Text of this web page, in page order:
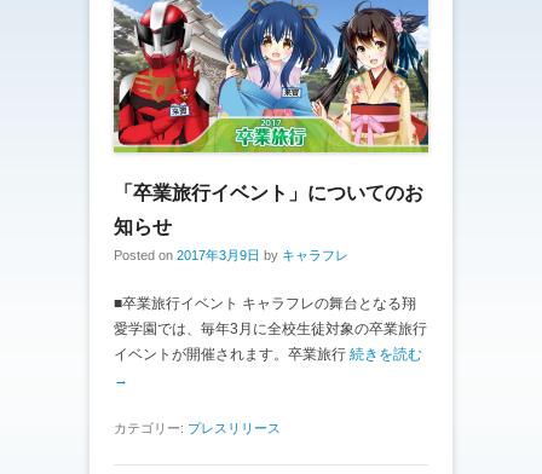
「卒業旅行イベント」についてのお
知らせ
Posted on 2017年3月9日 by キャラフレ
■卒業旅行イベント キャラフレの舞台となる翔
愛学園では、毎年3月に全校生徒対象の卒業旅行
イベントが開催されます。卒業旅行 続きを読む
→
カテゴリー: プレスリリース